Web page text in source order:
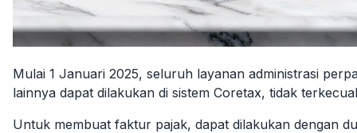
Mulai 1 Januari 2025, seluruh layanan administrasi
lainnya dapat dilakukan di sistem Coretax, tidak
Untuk membuat faktur pajak, dapat dilakukan dengan